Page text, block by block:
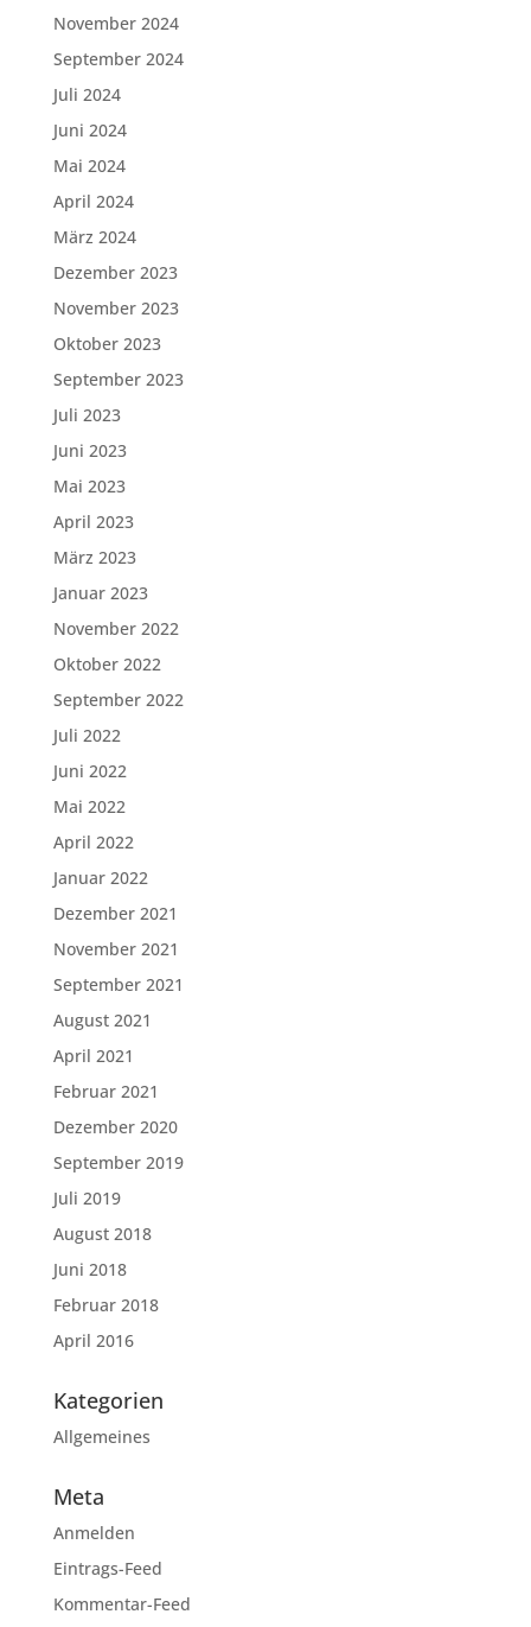
November 2024
September 2024
Juli 2024
Juni 2024
Mai 2024
April 2024
März 2024
Dezember 2023
November 2023
Oktober 2023
September 2023
Juli 2023
Juni 2023
Mai 2023
April 2023
März 2023
Januar 2023
November 2022
Oktober 2022
September 2022
Juli 2022
Juni 2022
Mai 2022
April 2022
Januar 2022
Dezember 2021
November 2021
September 2021
August 2021
April 2021
Februar 2021
Dezember 2020
September 2019
Juli 2019
August 2018
Juni 2018
Februar 2018
April 2016
Kategorien
Allgemeines
Meta
Anmelden
Eintrags-Feed
Kommentar-Feed